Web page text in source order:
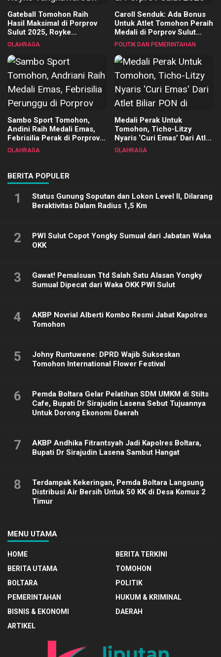
Gateball Tomohon Raih
Hasil Maksimal di Porprov
Sulut 2025, Royke
Tangkawarouw Ucapkan
OLAHRAGA
Caroll Senduk: Ada Bonus
Untuk Atlet Tomohon Peraih
Medali di Porprov Sulut
2025
POLITIK DAN PEMERINTAHAN
Sambo Sport Tomohon,
Andini Raih Medali Emas,
Febrisilia Perak di Porprov
Sulut 2025
OLAHRAGA
Medali Perak Untuk
Tomohon, Ticho-Litzy
Nyaris ‘Curi Emas’ Dari Atlet
Biliar PON di Porprov Sulut
OLAHRAGA
BERITA POPULER
1
Status Gunung Soputan dan Lokon Level II, Dilarang
Beraktivitas Dalam Radius 1,5 Km
2
PWI Sulut Copot Yongky Sumual dari Jabatan Waka
OKK
3
Gawat! Pemalsuan Ttd Salah Satu Alasan Yongky
Sumual Dipecat dari Waka OKK PWI Sulut
4
AKBP Novrial Alberti Kombo Resmi Jabat Kapolres
Tomohon
5
Johny Runtuwene: DPRD Wajib Sukseskan
Tomohon International Flower Festival
6
Pemda Boltara Gelar Pelatihan SDM UMKM di Stilts
Cafe, Bupati Dr Sirajudin Lasena Sebut Tujuannya
Untuk Dorong Ekonomi Daerah
7
AKBP Andhika Fitrantsyah Jadi Kapolres Boltara,
Bupati Dr Sirajudin Lasena Sambut Hangat
8
Terdampak Kekeringan, Pemda Boltara Langsung
Distribusi Air Bersih Untuk 50 KK di Desa Komus 2
Timur
MENU UTAMA
HOME
BERITA TERKINI
BERITA UTAMA
TOMOHON
BOLTARA
POLITIK
PEMERINTAHAN
HUKUM & KRIMINAL
BISNIS & EKONOMI
DAERAH
ARTIKEL